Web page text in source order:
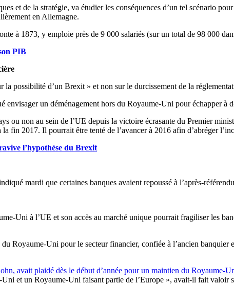
et de la stratégie, va étudier les conséquences d’un tel scénario
en Allemagne.
à 1873, y emploie près de 9 000 salariés (sur un total de 98 000
PIB
la possibilité d’un Brexit » et non sur le durcissement de la
un déménagement hors du Royaume-Uni pour échapper à
ou non au sein de l’UE depuis la victoire écrasante du Premier
fin 2017. Il pourrait être tenté de l’avancer à 2016 afin d’abréger
l’hypothèse du Brexit
mardi que certaines banques avaient repoussé à l’après-
Uni à l’UE et son accès au marché unique pourrait fragiliser les
Royaume-Uni pour le secteur financier, confiée à l’ancien
avait plaidé dès le début d’année pour un maintien du Royaume-
et un Royaume-Uni faisant partie de l’Europe », avait-il fait valoir